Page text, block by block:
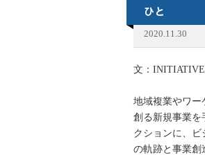
2020.11.30
文：
地域複業やワー
創る新規事業を
クションに、
の軌跡と事業創